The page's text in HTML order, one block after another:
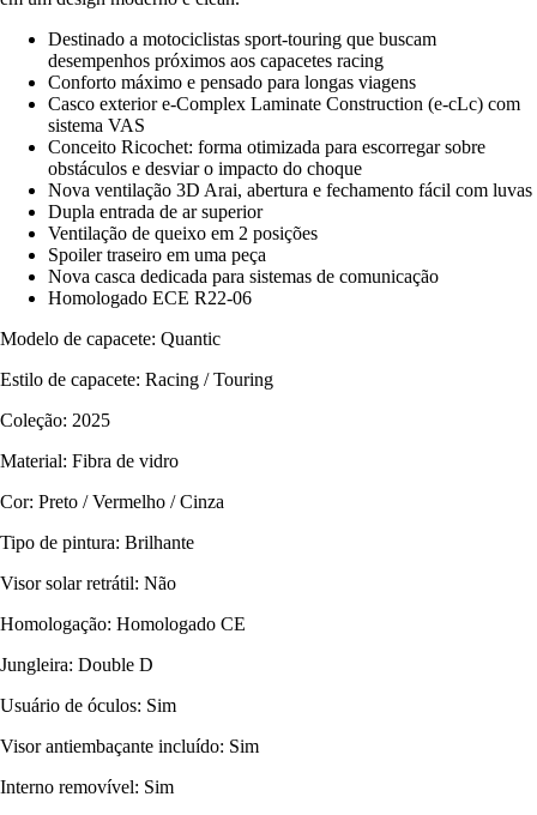
Destinado a motociclistas sport-touring que buscam
desempenhos próximos aos capacetes racing
Conforto máximo e pensado para longas viagens
Casco exterior e-Complex Laminate Construction (e-cLc) com
sistema VAS
Conceito Ricochet: forma otimizada para escorregar sobre
obstáculos e desviar o impacto do choque
Nova ventilação 3D Arai, abertura e fechamento fácil com luvas
Dupla entrada de ar superior
Ventilação de queixo em 2 posições
Spoiler traseiro em uma peça
Nova casca dedicada para sistemas de comunicação
Homologado ECE R22-06
Modelo de capacete: Quantic
Estilo de capacete: Racing / Touring
Coleção: 2025
Material: Fibra de vidro
Cor: Preto / Vermelho / Cinza
Tipo de pintura: Brilhante
Visor solar retrátil: Não
Homologação: Homologado CE
Jungleira: Double D
Usuário de óculos: Sim
Visor antiembaçante incluído: Sim
Interno removível: Sim